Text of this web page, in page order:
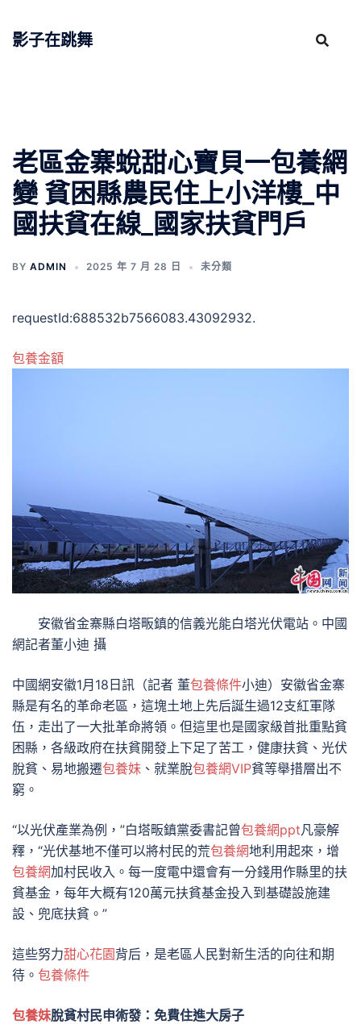
影子在跳舞
老區金寨蛻甜心寶貝一包養網
變 貧困縣農民住上小洋樓_中
國扶貧在線_國家扶貧門戶
BY ADMIN 2025 年 7 月 28 日 未分類
requestId:688532b7566083.43092932.
包養金額
安徽省金寨縣白塔畈鎮的信義光能白塔光伏電站。中國
網記者董小迪 攝
中國網安徽1月18日訊（記者 董包養條件小迪）安徽省金寨
縣是有名的革命老區，這塊土地上先后誕生過12支紅軍隊
伍，走出了一大批革命將領。但這里也是國家級首批重點貧
困縣，各級政府在扶貧開發上下足了苦工，健康扶貧、光伏
脫貧、易地搬遷包養妹 、就業脫包養網VIP貧等舉措層出不
窮。
“以光伏產業為例，”白塔畈鎮黨委書記曾包養網ppt凡豪解
釋，“光伏基地不僅可以將村民的荒包養網地利用起來，增
包養網加村民收入。每一度電中還會有一分錢用作縣里的扶
貧基金，每年大概有120萬元扶貧基金投入到基礎設施建
設、兜底扶貧。”
這些努力甜心花園背后，是老區人民對新生活的向往和期
待。 包養條件
包養妹脫貧村民申術發：免費住進大房子